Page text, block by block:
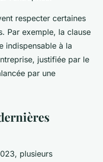
respecter certaines
Par exemple, la clause
indispensable à la
justifiée par le
par une
plusieurs